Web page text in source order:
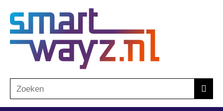
de
inhoud
o
Zoeken